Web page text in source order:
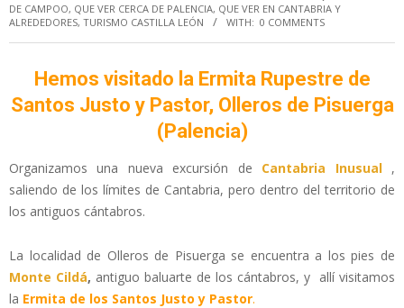
DE CAMPOO, QUE VER CERCA DE PALENCIA, QUE VER EN CANTABRIA Y
ALREDEDORES, TURISMO CASTILLA LEÓN WITH: 0 COMMENTS
Hemos visitado la Ermita Rupestre de
Santos Justo y Pastor, Olleros de Pisuerga
(Palencia)
Organizamos una nueva excursión de Cantabria Inusual
,
saliendo de los límites de Cantabria, pero dentro del territorio de
los antiguos cántabros.
La localidad de Olleros de Pisuerga se encuentra a los pies de
Monte Cildá, antiguo baluarte de los cántabros, y allí visitamos
la Ermita de los Santos Justo y Pastor.